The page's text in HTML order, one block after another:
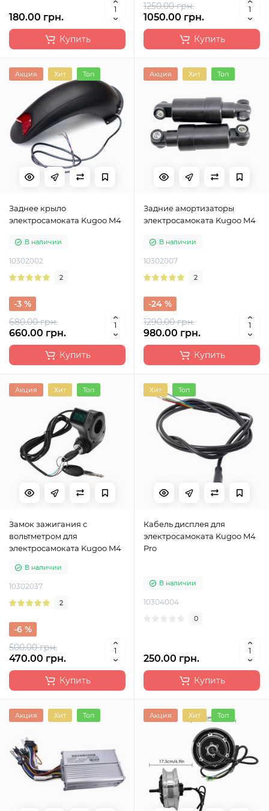
180.00 грн.
Купить
1250.00 грн.
1050.00 грн.
Купить
Акция Хит Топ
Заднее крыло
электросамоката Kugoo M4
В наличии
10302002
2
680.00 грн.
-3 %
660.00 грн.
Купить
Акция Хит Топ
Задние амортизаторы
электросамоката Kugoo M4
В наличии
10302007
2
1290.00 грн.
-24 %
980.00 грн.
Купить
Акция Хит Топ
Замок зажигания с
вольтметром для
электросамоката Kugoo M4
В наличии
10302037
2
500.00 грн.
-6 %
470.00 грн.
Купить
Хит Топ
Кабель дисплея для
электросамоката Kugoo M4
Pro
В наличии
10304004
0
250.00 грн.
Купить
Акция Хит Топ Акция Хит Топ